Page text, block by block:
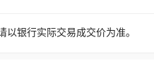
银行实际交易成交价为准。